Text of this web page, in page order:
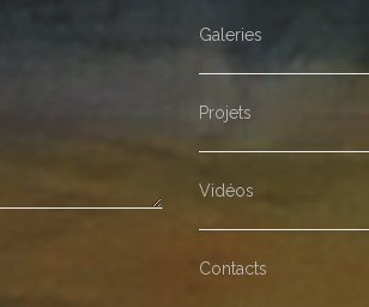
Galeries
Projets
Vidéos
Contacts